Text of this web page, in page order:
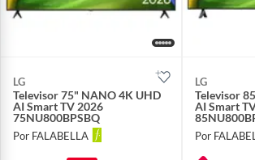
LG
Televisor 75" NANO 4K UHD
AI Smart TV 2026
75NU800BPSBQ
Por FALABELLA
LG
Televisor
AI Smart
Por